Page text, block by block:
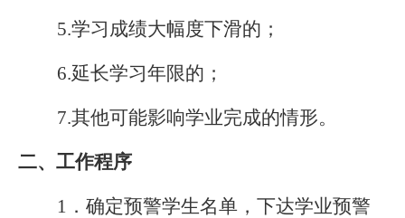
5.学习成绩大幅度下滑的；
6.延长学习年限的；
7.其他可能影响学业完成的情形。
二、工作程序
1 ．确定预警学生名单，下达学业预警